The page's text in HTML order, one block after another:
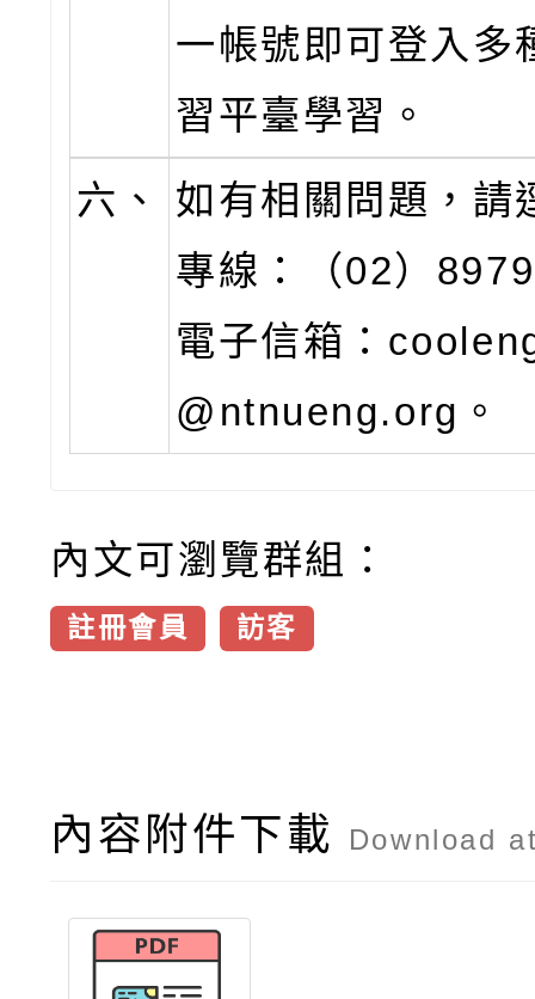
一帳號即可登入多
習平臺學習。
六、
如有相關問題，請
專線：（02）
電子信箱：
@ntnueng.org。
內文可瀏覽群組：
註冊會員 訪客
內容附件下載 Download